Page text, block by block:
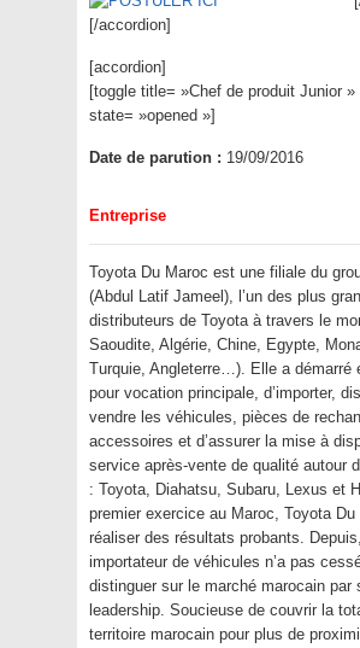
[/accordion]
[accordion]
[toggle title= »Chef de produit Junior »
state= »opened »]
Date de parution : 19/09/2016
Entreprise
Toyota Du Maroc est une filiale du
(Abdul Latif Jameel), l’un des plus
distributeurs de Toyota à travers le
Saoudite, Algérie, Chine, Egypte,
Turquie, Angleterre…). Elle a démarré
pour vocation principale, d’importer,
vendre les véhicules, pièces de
accessoires et d’assurer la mise à
service après-vente de qualité autour
: Toyota, Diahatsu, Subaru, Lexus et
premier exercice au Maroc, Toyota
réaliser des résultats probants.
importateur de véhicules n’a pas
distinguer sur le marché marocain par
leadership. Soucieuse de couvrir la
territoire marocain pour plus de